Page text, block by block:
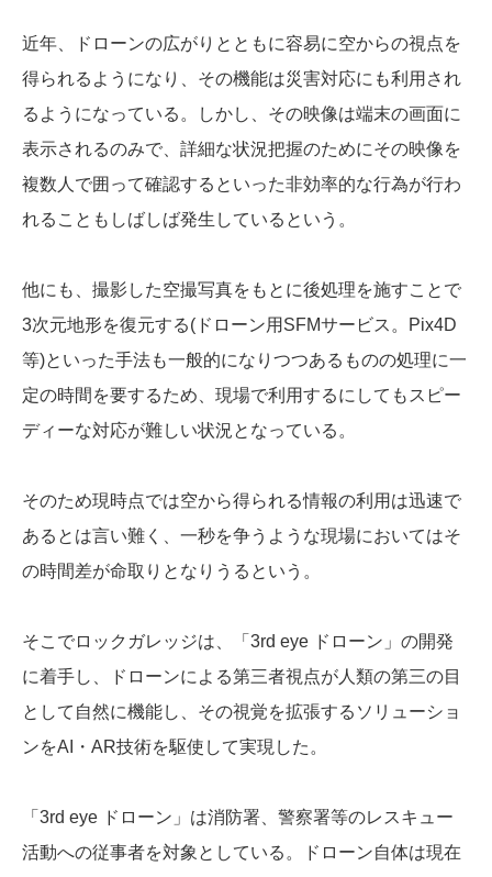
近年、ドローンの広がりとともに容易に空からの視点を
得られるようになり、その機能は災害対応にも利用され
るようになっている。しかし、その映像は端末の画面に
表示されるのみで、詳細な状況把握のためにその映像を
複数人で囲って確認するといった非効率的な行為が行わ
れることもしばしば発生しているという。
他にも、撮影した空撮写真をもとに後処理を施すことで
3次元地形を復元する(ドローン用SFMサービス。Pix4D
等)といった手法も一般的になりつつあるものの処理に一
定の時間を要するため、現場で利用するにしてもスピー
ディーな対応が難しい状況となっている。
そのため現時点では空から得られる情報の利用は迅速で
あるとは言い難く、一秒を争うような現場においてはそ
の時間差が命取りとなりうるという。
そこでロックガレッジは、「3rd eye ドローン」の開発
に着手し、ドローンによる第三者視点が人類の第三の目
として自然に機能し、その視覚を拡張するソリューショ
ンをAI・AR技術を駆使して実現した。
「3rd eye ドローン」は消防署、警察署等のレスキュー
活動への従事者を対象としている。ドローン自体は現在